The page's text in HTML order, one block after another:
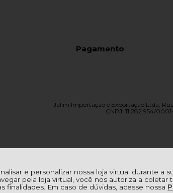
e personalizar nossa loja virtual durante a
pela loja virtual, você nos autoriza a coletar
finalidades. Em caso de dúvidas, acesse nossa
Pagamento
Jalim Importação e Exportação Ltda,
CNPJ: 11.282.954/